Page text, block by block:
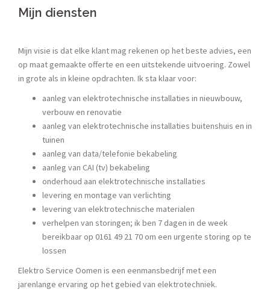
Mijn diensten
Mijn visie is dat elke klant mag rekenen op het beste advies, een
op maat gemaakte offerte en een uitstekende uitvoering. Zowel
in grote als in kleine opdrachten. Ik sta klaar voor:
aanleg van elektrotechnische installaties in nieuwbouw,
verbouw en renovatie
aanleg van elektrotechnische installaties buitenshuis en in
tuinen
aanleg van data/telefonie bekabeling
aanleg van CAI (tv) bekabeling
onderhoud aan elektrotechnische installaties
levering en montage van verlichting
levering van elektrotechnische materialen
verhelpen van storingen; ik ben 7 dagen in de week
bereikbaar op 0161 49 21 70 om een urgente storing op te
lossen
Elektro Service Oomen is een eenmansbedrijf met een
jarenlange ervaring op het gebied van elektrotechniek.